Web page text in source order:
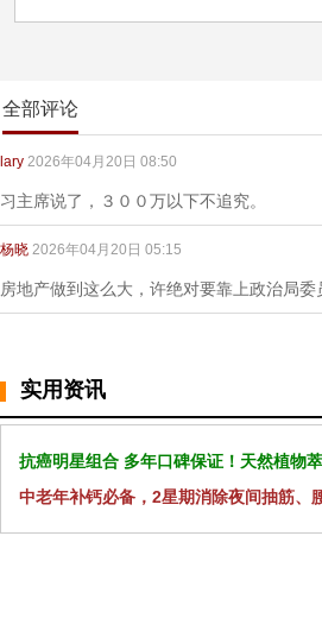
全部评论
lary 2026年04月20日 08:50
习主席说了，３００万以下不追究。
杨晓 2026年04月20日 05:15
房地产做到这么大，许绝对要靠上政治局
实用资讯
抗癌明星组合 多年口碑保证！天然植物
中老年补钙必备，2星期消除夜间抽筋、